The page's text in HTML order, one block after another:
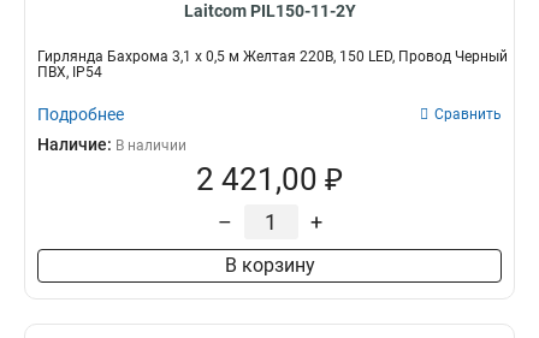
Laitcom PIL150-11-2Y
Гирлянда Бахрома 3,1 x 0,5 м Желтая 220В, 150 LED, Провод Черный
ПВХ, IP54
Подробнее Сравнить
Наличие: В наличии
2 421,00 ₽
– +
В корзину